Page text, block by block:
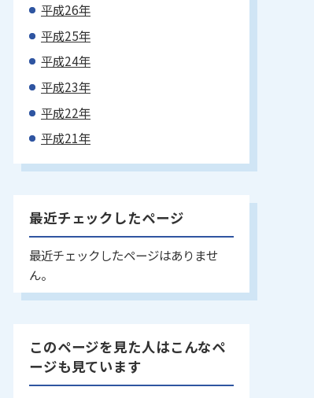
平成26年
平成25年
平成24年
平成23年
平成22年
平成21年
最近チェックしたページ
最近チェックしたページはありませ
ん。
このページを見た人はこんなペ
ージも見ています